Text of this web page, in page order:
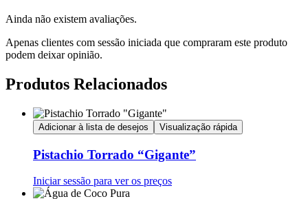
Ainda não existem avaliações.
Apenas clientes com sessão iniciada que compraram este produto
podem deixar opinião.
Produtos Relacionados
Adicionar à lista de desejos Visualização rápida
Pistachio Torrado “Gigante”
Iniciar sessão para ver os preços